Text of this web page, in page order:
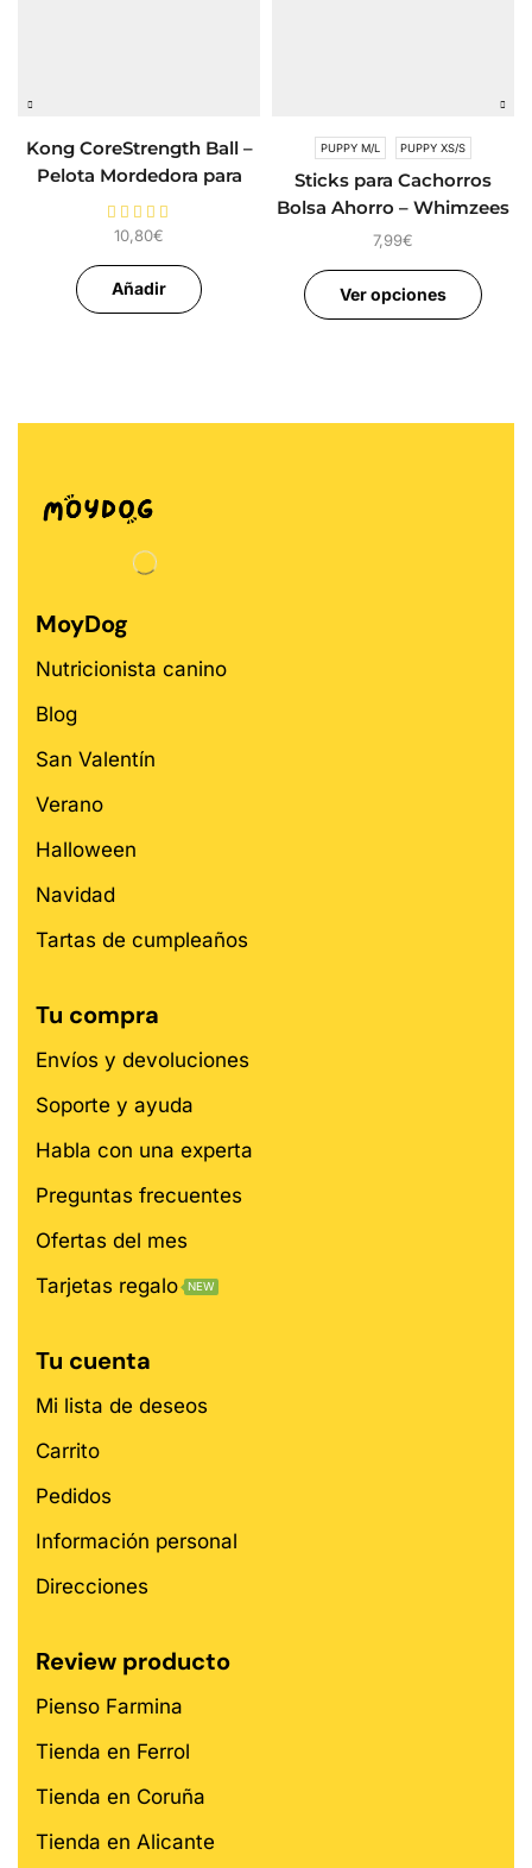
Kong CoreStrength Ball –
Pelota Mordedora para
Perros
10,80€
Añadir
PUPPY M/L PUPPY XS/S
Sticks para Cachorros
Bolsa Ahorro – Whimzees
Puppy
7,99€
Ver opciones
MoyDog
Nutricionista canino
Blog
San Valentín
Verano
Halloween
Navidad
Tartas de cumpleaños
Tu compra
Envíos y devoluciones
Soporte y ayuda
Habla con una experta
Preguntas frecuentes
Ofertas del mes
Tarjetas regalo
NEW
Tu cuenta
Mi lista de deseos
Carrito
Pedidos
Información personal
Direcciones
Review producto
Pienso Farmina
Tienda en Ferrol
Tienda en Coruña
Tienda en Alicante